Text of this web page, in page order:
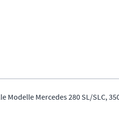
Modelle Mercedes 280 SL/SLC,